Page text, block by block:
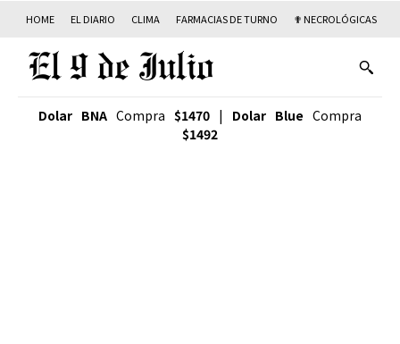
HOME EL DIARIO CLIMA FARMACIAS DE TURNO ✟ NECROLÓGICAS
Dolar BNA Compra $1470 | Dolar Blue Compra
$1492